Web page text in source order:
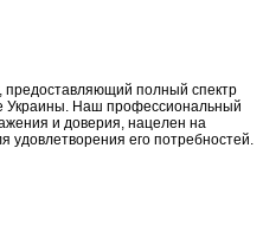
полный спектр
Украины. Наш профессиональный
и доверия, нацелен на
удовлетворения его потребностей.